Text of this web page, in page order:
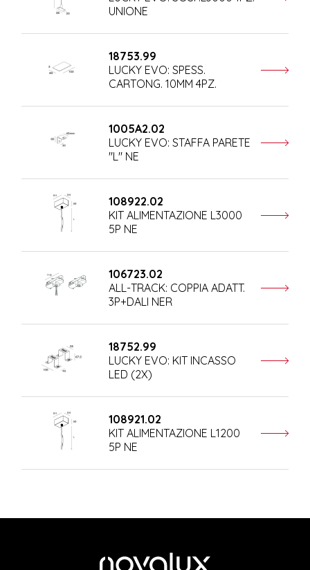
UNIONE
18753.99
LUCKY EVO: SPESS.
CARTONG. 10MM 4PZ.
1005A2.02
LUCKY EVO: STAFFA PARETE
"L" NE
108922.02
KIT ALIMENTAZIONE L3000
5P NE
106723.02
ALL-TRACK: COPPIA ADATT.
3P+DALI NER
18752.99
LUCKY EVO: KIT INCASSO
LED (2X)
108921.02
KIT ALIMENTAZIONE L1200
5P NE